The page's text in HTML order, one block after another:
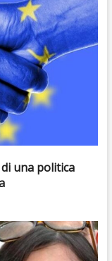
una politica